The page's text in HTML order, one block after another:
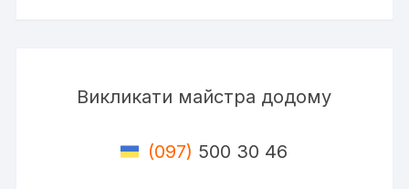
Викликати майстра додому
(097) 500 30 46